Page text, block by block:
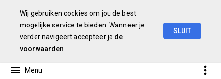
Wij gebruiken cookies om jou de best
mogelijke service te bieden. Wanneer je
verder navigeert accepteer je de
voorwaarden
SLUIT